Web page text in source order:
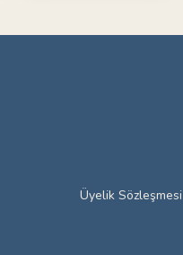
Üyelik Sözleşmesi